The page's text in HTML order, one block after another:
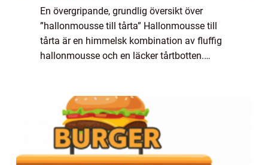
En övergripande, grundlig översikt över
”hallonmousse till tårta” Hallonmousse till
tårta är en himmelsk kombination av fluffig
hallonmousse och en läcker tårtbotten.